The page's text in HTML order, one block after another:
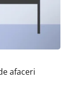
afaceri